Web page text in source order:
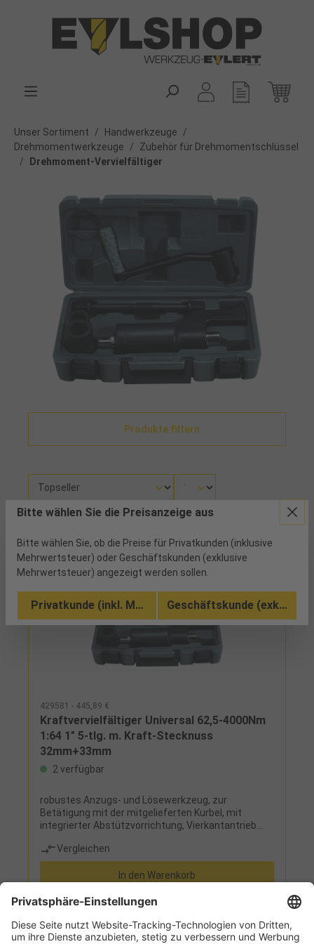
Unser Sortiment / Handwerkzeuge
/
Drehmomentwerkzeuge
/
Zubehör für Drehmomentschlüssel
/
Drehmoment-Vervielfältiger
Produkte filtern
429581 - 445,89 €
Kraftvervielfältiger Universal 62,5-4000Nm
1:64 1" 5-tlg. m. Kraft-Stecknuss
32mm+33mm
2 verfügbar
robustes Anzugs- und Lösewerkzeug, zur
Betätigung mit der mitgelieferten Kurbel, mit
integrierter Abstützvorrichtung, Vierkantantrieb
Kraftvervielfältiger 2 Kraft-Stecknüsse SW 32 - 33
mm Verlängerung Kunststoffkoffer
Vergleichen
In den Warenkorb
Bitte wählen Sie die Preisanzeige aus
Bitte wählen Sie, ob die Preise für Privatkunden (inklusive
Mehrwertsteuer) oder Geschäftskunden (exklusive
Mehrwertsteuer) angezeigt werden sollen.
Privatkunde (inkl. MwSt.) Geschäftskunde (exkl.